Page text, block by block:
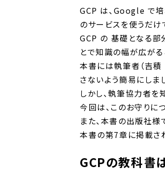
GCP は、Google で培
のサービスを使うだけ
GCP の 基礎となる部
とで知識の幅が広がる
本書には執筆者（吉積
さないよう簡易にしま
しかし、執筆協力者を
今回は、このお守りに
また、本書の出版社
本書の第7章に掲載さ
GCPの教科書